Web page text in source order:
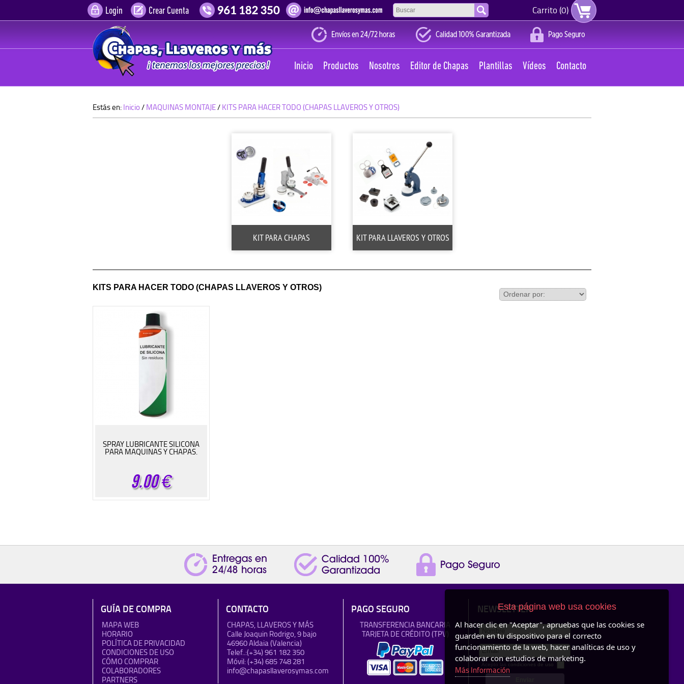
Login Crear Cuenta Carrito (0)
Nosotros Editor de Chapas Plantillas Vídeos Contacto
Productos
Inicio
Estás en:Inicio/MAQUINAS MONTAJE/KITS PARA HACER TODO (CHAPAS LLAVEROS Y OTROS)
KIT PARA CHAPAS KIT PARA LLAVEROS Y OTROS
KITS PARA HACER TODO (CHAPAS LLAVEROS Y OTROS)
SPRAY LUBRICANTE SILICONA
PARA MAQUINAS Y CHAPAS.
9.00€
GUÍA DE COMPRA
MAPA WEB
HORARIO
POLÍTICA DE PRIVACIDAD
CONDICIONES DE USO
CÓMO COMPRAR
COLABORADORES
PARTNERS
CONTACTO
CHAPAS, LLAVEROS Y MÁS
Calle Joaquin Rodrigo, 9 bajo
46960 Aldaia (Valencia)
Telef..:(+34) 961 182 350
Móvil:(+34) 685 748 281
info@chapasllaverosymas.com
PAGO SEGURO
TRANSFERENCIA BANCARIA
TARJETA DE CRÉDITO (TPV)
NEWSLETTER
Acepto las condiciones de uso
Esta página web usa cookies
Al hacer clic en "Aceptar", apruebas que las cookies se
guarden en tu dispositivo para el correcto
funcionamiento de la web, hacer analíticas de uso y
colaborar con estudios de marketing.
Más Información